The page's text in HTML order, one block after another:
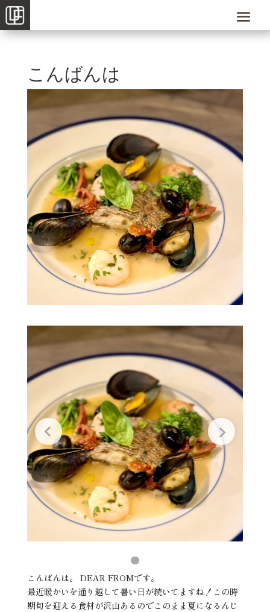
こんばんは
こんばんは。 DEAR FROMです。
最近暖かいを通り越して暑い日が続いてますね！この時
期旬を迎える食材が沢山あるのでこのまま夏になるんじ